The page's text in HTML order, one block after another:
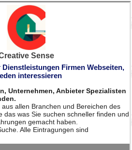
Sense
Firmen Webseiten,
interessieren
Unternehmen, Anbieter Spezialisten
allen Branchen und Bereichen des
das was Sie suchen schneller finden und
gemacht haben.
Alle Eintragungen sind